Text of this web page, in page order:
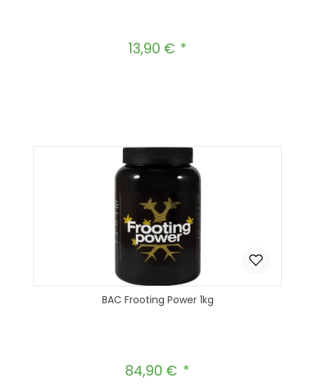
Regulärer Preis:
13,90 €
BAC Frooting Power 1kg
Regulärer Preis:
84,90 €